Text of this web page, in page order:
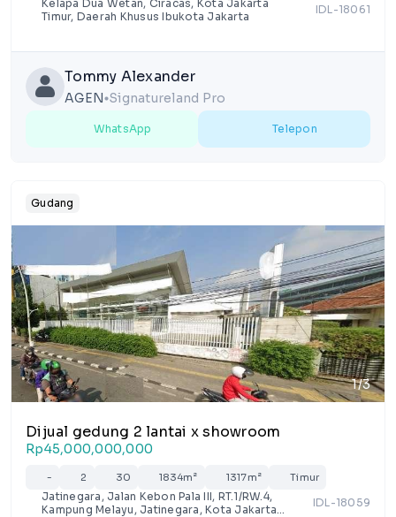
Kelapa Dua Wetan, Ciracas, Kota Jakarta
Timur, Daerah Khusus Ibukota Jakarta
IDL-18061
Tommy Alexander
AGEN lens Signatureland Pro
WhatsApp Telepon
Gudang
1/3
Dijual gedung 2 lantai x showroom
Rp45,000,000,000
- 2 30 1834m² 1317m² Timur
Jatinegara, Jalan Kebon Pala III, RT.1/RW.4,
Kampung Melayu, Jatinegara, Kota Jakarta
IDL-18059